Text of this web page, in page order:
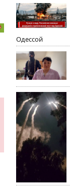
Одессой